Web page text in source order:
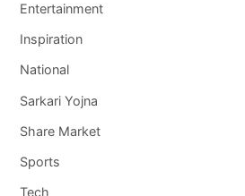
Entertainment
Inspiration
National
Sarkari Yojna
Share Market
Sports
Tech